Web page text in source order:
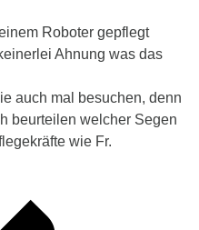
Roboter gepflegt
Ahnung was das
auch mal besuchen, denn
beurteilen welcher Segen
wie Fr.